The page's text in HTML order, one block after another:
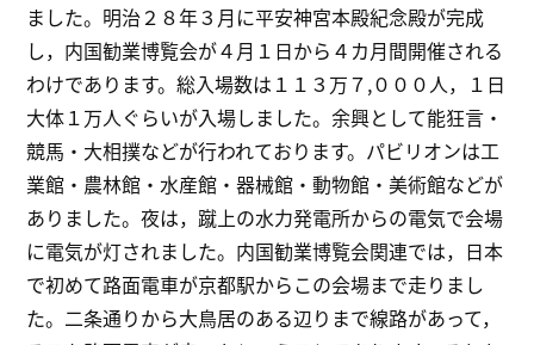
ました。明治２８年３月に平安神宮本殿紀念殿が完成
し，内国勧業博覧会が４月１日から４カ月間開催される
わけであります。総入場数は１１３万７,０００人，１日
大体１万人ぐらいが入場しました。余興として能狂言・
競馬・大相撲などが行われております。パビリオンは工
業館・農林館・水産館・器械館・動物館・美術館などが
ありました。夜は，蹴上の水力発電所からの電気で会場
に電気が灯されました。内国勧業博覧会関連では，日本
で初めて路面電車が京都駅からこの会場まで走りまし
た。二条通りから大鳥居のある辺りまで線路があって，